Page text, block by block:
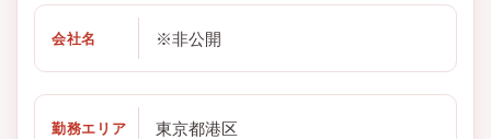
会社名 ※非公開
勤務エリア 東京都港区